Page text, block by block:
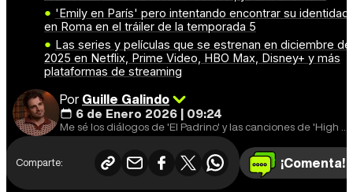
'Emily en París' pero intentando encontrar su identidad
en Roma en el tráiler de la temporada 5
Las series y películas que se estrenan en diciembre de
2025 en Netflix, Prime Video, HBO Max, Disney+ y más
plataformas de streaming
PorGuille Galindo
6 de Enero 2026 | 09:24
Me sé los diálogos de 'El Padrino' y las canciones de 'High School Musical'.
Comparte: ¡Comenta!